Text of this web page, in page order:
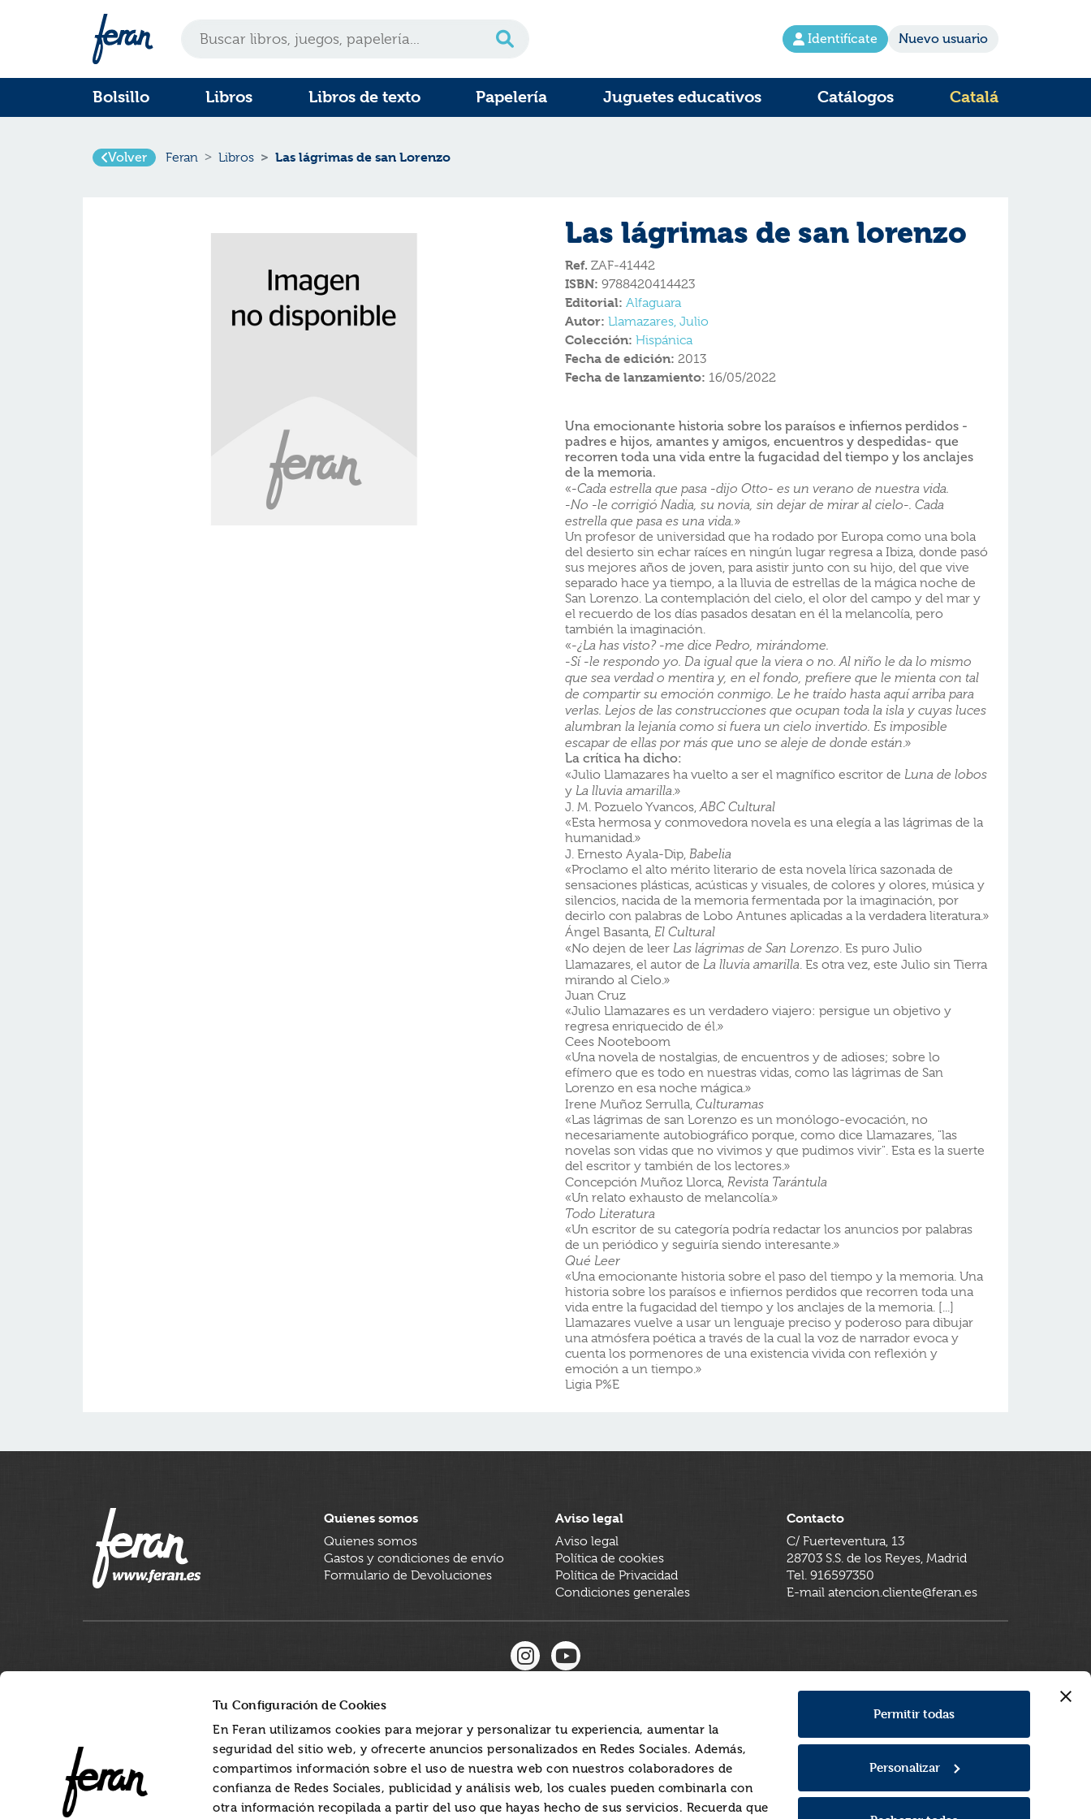
Tu Configuración de Cookies
En Feran utilizamos cookies para mejorar y personalizar tu experiencia, aumentar la
seguridad del sitio web, y ofrecerte anuncios personalizados en Redes Sociales. Además,
compartimos información sobre el uso de nuestra web con nuestros colaboradores de
confianza de Redes Sociales, publicidad y análisis web, los cuales pueden combinarla con
otra información recopilada a partir del uso que hayas hecho de sus servicios. Recuerda que
Permitir todas
Personalizar
Identifícate Nuevo usuario
Bolsillo Libros Libros de texto Papelería Juguetes educativos Catálogos Catalá
Volver Feran Libros Las lágrimas de san Lorenzo
Las lágrimas de san lorenzo
Ref. ZAF-41442
ISBN: 9788420414423
Editorial: Alfaguara
Autor: Llamazares, Julio
Colección: Hispánica
Fecha de edición: 2013
Fecha de lanzamiento: 16/05/2022
Una emocionante historia sobre los paraísos e infiernos perdidos -
padres e hijos, amantes y amigos, encuentros y despedidas- que
recorren toda una vida entre la fugacidad del tiempo y los anclajes
de la memoria.
«-Cada estrella que pasa -dijo Otto- es un verano de nuestra vida.
-No -le corrigió Nadia, su novia, sin dejar de mirar al cielo-. Cada
estrella que pasa es una vida.»
Un profesor de universidad que ha rodado por Europa como una bola
del desierto sin echar raíces en ningún lugar regresa a Ibiza, donde pasó
sus mejores años de joven, para asistir junto con su hijo, del que vive
separado hace ya tiempo, a la lluvia de estrellas de la mágica noche de
San Lorenzo. La contemplación del cielo, el olor del campo y del mar y
el recuerdo de los días pasados desatan en él la melancolía, pero
también la imaginación.
«-¿La has visto? -me dice Pedro, mirándome.
-Sí -le respondo yo. Da igual que la viera o no. Al niño le da lo mismo
que sea verdad o mentira y, en el fondo, prefiere que le mienta con tal
de compartir su emoción conmigo. Le he traído hasta aquí arriba para
verlas. Lejos de las construcciones que ocupan toda la isla y cuyas luces
alumbran la lejanía como si fuera un cielo invertido. Es imposible
escapar de ellas por más que uno se aleje de donde están.»
La crítica ha dicho:
«Julio Llamazares ha vuelto a ser el magnífico escritor de Luna de lobos
y La lluvia amarilla.»
J. M. Pozuelo Yvancos,ABC Cultural
«Esta hermosa y conmovedora novela es una elegía a las lágrimas de la
humanidad.»
J. Ernesto Ayala-Dip, Babelia
«Proclamo el alto mérito literario de esta novela lírica sazonada de
sensaciones plásticas, acústicas y visuales, de colores y olores, música y
silencios, nacida de la memoria fermentada por la imaginación, por
decirlo con palabras de Lobo Antunes aplicadas a la verdadera literatura.»
Ángel Basanta, El Cultural
«No dejen de leer Las lágrimas de San Lorenzo. Es puro Julio
Llamazares, el autor de La lluvia amarilla. Es otra vez, este Julio sin Tierra
mirando al Cielo.»
Juan Cruz
«Julio Llamazares es un verdadero viajero: persigue un objetivo y
regresa enriquecido de él.»
Cees Nooteboom
«Una novela de nostalgias, de encuentros y de adioses; sobre lo
efímero que es todo en nuestras vidas, como las lágrimas de San
Lorenzo en esa noche mágica.»
Irene Muñoz Serrulla, Culturamas
«Las lágrimas de san Lorenzo es un monólogo-evocación, no
necesariamente autobiográfico porque, como dice Llamazares, "las
novelas son vidas que no vivimos y que pudimos vivir". Esta es la suerte
del escritor y también de los lectores.»
Concepción Muñoz Llorca, Revista Tarántula
«Un relato exhausto de melancolía.»
Todo Literatura
«Un escritor de su categoría podría redactar los anuncios por palabras
de un periódico y seguiría siendo interesante.»
Qué Leer
«Una emocionante historia sobre el paso del tiempo y la memoria. Una
historia sobre los paraísos e infiernos perdidos que recorren toda una
vida entre la fugacidad del tiempo y los anclajes de la memoria. [...]
Llamazares vuelve a usar un lenguaje preciso y poderoso para dibujar
una atmósfera poética a través de la cual la voz de narrador evoca y
cuenta los pormenores de una existencia vivida con reflexión y
emoción a un tiempo.»
Ligia P%E
Quienes somos
Quienes somos
Gastos y condiciones de envío
Formulario de Devoluciones
Aviso legal
Aviso legal
Política de cookies
Política de Privacidad
Condiciones generales
Contacto
C/ Fuerteventura, 13
28703 S.S. de los Reyes, Madrid
Tel. 916597350
E-mail atencion.cliente@feran.es